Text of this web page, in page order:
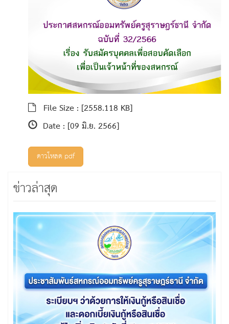
File Size : [2558.118 KB]
Date : [09 มิ.ย. 2566]
ดาวโหลด pdf
ข่าวล่าสุด